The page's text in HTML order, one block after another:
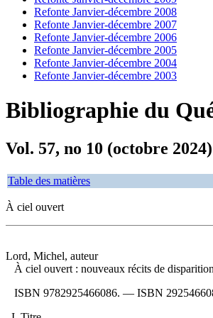
Refonte Janvier-décembre 2008
Refonte Janvier-décembre 2007
Refonte Janvier-décembre 2006
Refonte Janvier-décembre 2005
Refonte Janvier-décembre 2004
Refonte Janvier-décembre 2003
Bibliographie du
Vol. 57, no 10 (octobre 2024)
Table des matières
À ciel ouvert
Lord, Michel, auteur
À ciel ouvert : nouveaux récits de
ISBN 9782925466086. — ISBN